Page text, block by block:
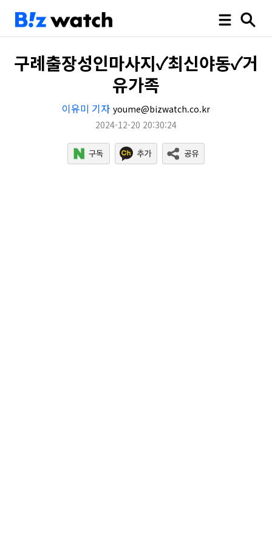
구례출장성인마사지✓최신야동✓거
유가족
이유미 기자 youme@bizwatch.co.kr
2024-12-20 20:30:24